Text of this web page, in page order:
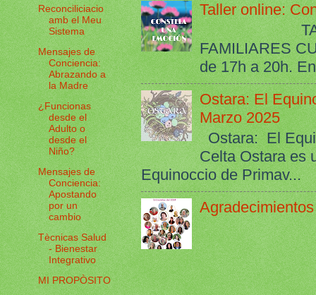
Taller online:
TALLER
FAMILIARES
de 17h a 20h.
Ostara: El
Marzo 2025
Ostara: El
Celta Ostara es
Equinoccio de Primav...
Reconciliciacio
amb el Meu
Sistema
Mensajes de
Conciencia:
Abrazando a
la Madre
¿Funcionas
desde el
Adulto o
desde el
Niño?
Mensajes de
Conciencia:
Apostando
por un
cambio
Tècnicas Salud
- Bienestar
Integrativo
MI PROPÒSITO